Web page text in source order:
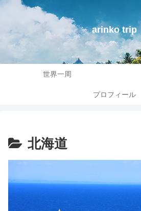
arinko trip
世界一周
プロフィール
北海道